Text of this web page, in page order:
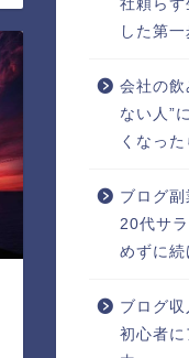
社頼らず
した第一
会社の飲
ない人”
くなっ
ブログ
20代サ
めずに続
ブログ
初心者